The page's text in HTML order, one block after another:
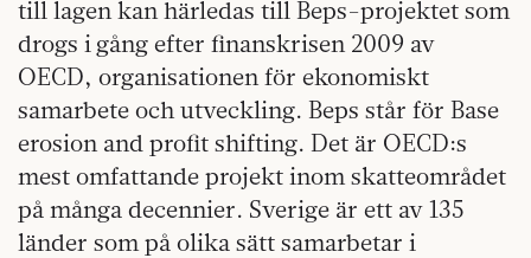
till lagen kan härledas till Beps-projektet som
drogs i gång efter finanskrisen 2009 av
OECD, organisationen för ekonomiskt
samarbete och utveckling. Beps står för Base
erosion and profit shifting. Det är OECD:s
mest omfattande projekt inom skatteområdet
på många decennier. Sverige är ett av 135
länder som på olika sätt samarbetar i